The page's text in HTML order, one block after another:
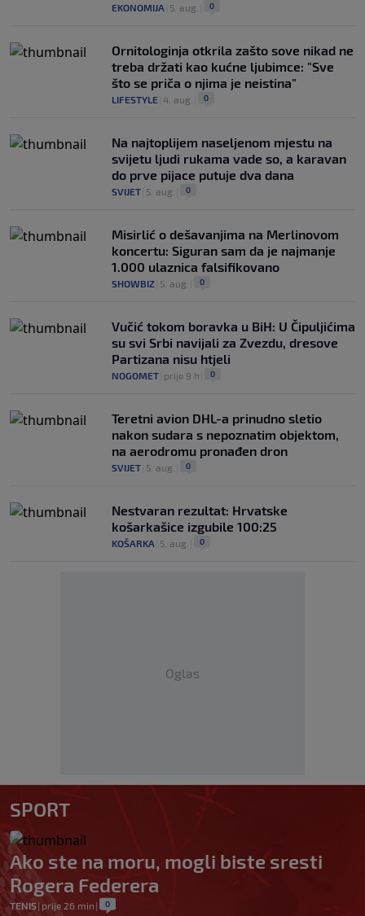
EKONOMIJA 5. aug. 0
Ornitologinja otkrila zašto sove nikad ne
treba držati kao kućne ljubimce: "Sve
što se priča o njima je neistina"
LIFESTYLE 4. aug. 0
Na najtoplijem naseljenom mjestu na
svijetu ljudi rukama vade so, a karavan
do prve pijace putuje dva dana
SVIJET 5. aug. 0
Misirlić o dešavanjima na Merlinovom
koncertu: Siguran sam da je najmanje
1.000 ulaznica falsifikovano
SHOWBIZ 5. aug. 0
Vučić tokom boravka u BiH: U Čipuljićima
su svi Srbi navijali za Zvezdu, dresove
Partizana nisu htjeli
NOGOMET prije 9 h 0
Teretni avion DHL-a prinudno sletio
nakon sudara s nepoznatim objektom,
na aerodromu pronađen dron
SVIJET 5. aug. 0
Nestvaran rezultat: Hrvatske
košarkašice izgubile 100:25
KOŠARKA 5. aug. 0
Oglas
SPORT
Ako ste na moru, mogli biste sresti
Rogera Federera
TENIS| prije 26 min | 0